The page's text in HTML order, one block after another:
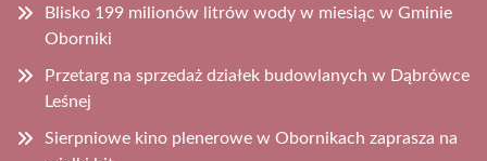
Blisko 199 milionów litrów wody w miesiąc w Gminie
Oborniki
Przetarg na sprzedaż działek budowlanych w Dąbrówce
Leśnej
Sierpniowe kino plenerowe w Obornikach zaprasza na